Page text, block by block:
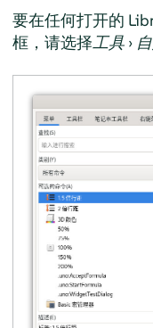
要在任何打开的
框，请选择 工具›